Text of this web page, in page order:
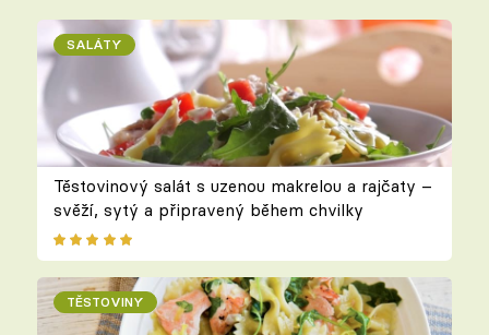
SALÁTY
Těstovinový salát s uzenou makrelou a rajčaty –
svěží, sytý a připravený během chvilky
TĚSTOVINY